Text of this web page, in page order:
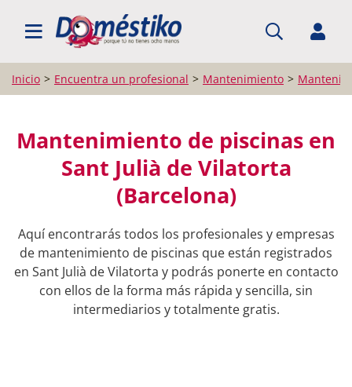
BUSCAR PROFESIONALES
Inicio Encuentra un profesional Mantenimiento
Mantenimiento de piscinas en
Sant Julià de Vilatorta
(Barcelona)
Aquí encontrarás todos los profesionales y empresas
de mantenimiento de piscinas que están registrados
en Sant Julià de Vilatorta y podrás ponerte en contacto
con ellos de la forma más rápida y sencilla, sin
intermediarios y totalmente gratis.